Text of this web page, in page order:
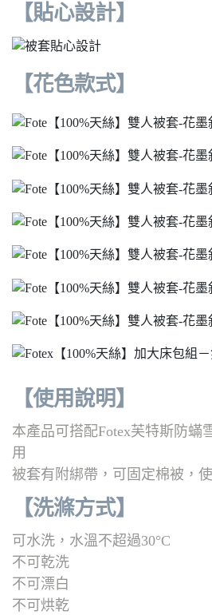
【貼心設計】
【花色款式】
【使用說明】
本產品可搭配Fotex芙特斯防蟎
用
被套有附綁帶，可固定棉被，
【洗滌方式】
可水洗，水溫不超過30°C
不可乾洗
不可漂白
不可烘乾